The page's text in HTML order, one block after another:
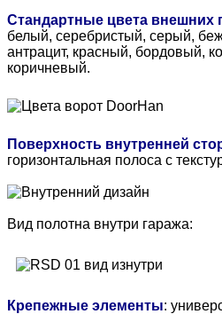
Стандартные цвета внешних
белый, серебристый, серый,
антрацит, красный, бордовый,
коричневый.
Поверхность внутренней
горизонтальная полоса с
Вид полотна внутри гаража:
Крепежные элементы: